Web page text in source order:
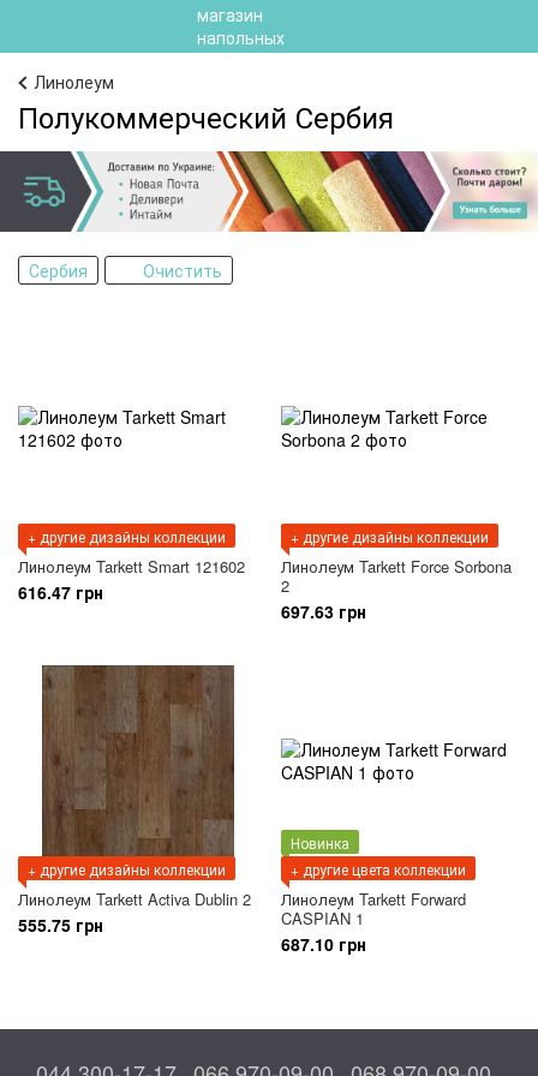
Линолеум
Полукоммерческий Сербия
Сербия Очистить
+ другие дизайны коллекции
Линолеум Tarkett Smart 121602
616.47 грн
+ другие дизайны коллекции
Линолеум Tarkett Force Sorbona
2
697.63 грн
+ другие дизайны коллекции
Линолеум Tarkett Activa Dublin 2
555.75 грн
Новинка
+ другие цвета коллекции
Линолеум Tarkett Forward
CASPIAN 1
687.10 грн